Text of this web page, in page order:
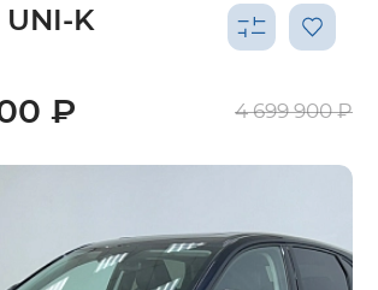
K
₽ 4 699 900 ₽